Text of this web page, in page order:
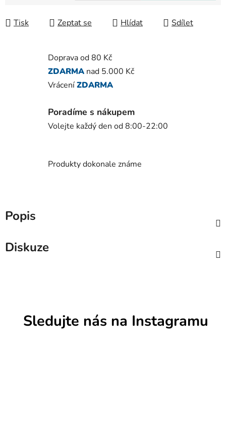
Tisk Zeptat se Hlídat Sdílet
Doprava od 80 Kč
ZDARMA nad 5.000 Kč
VráceníZDARMA
Poradíme s nákupem
Volejte každý den od 8:00-22:00
Produkty dokonale známe
Popis
Diskuze
Sledujte nás na Instagramu